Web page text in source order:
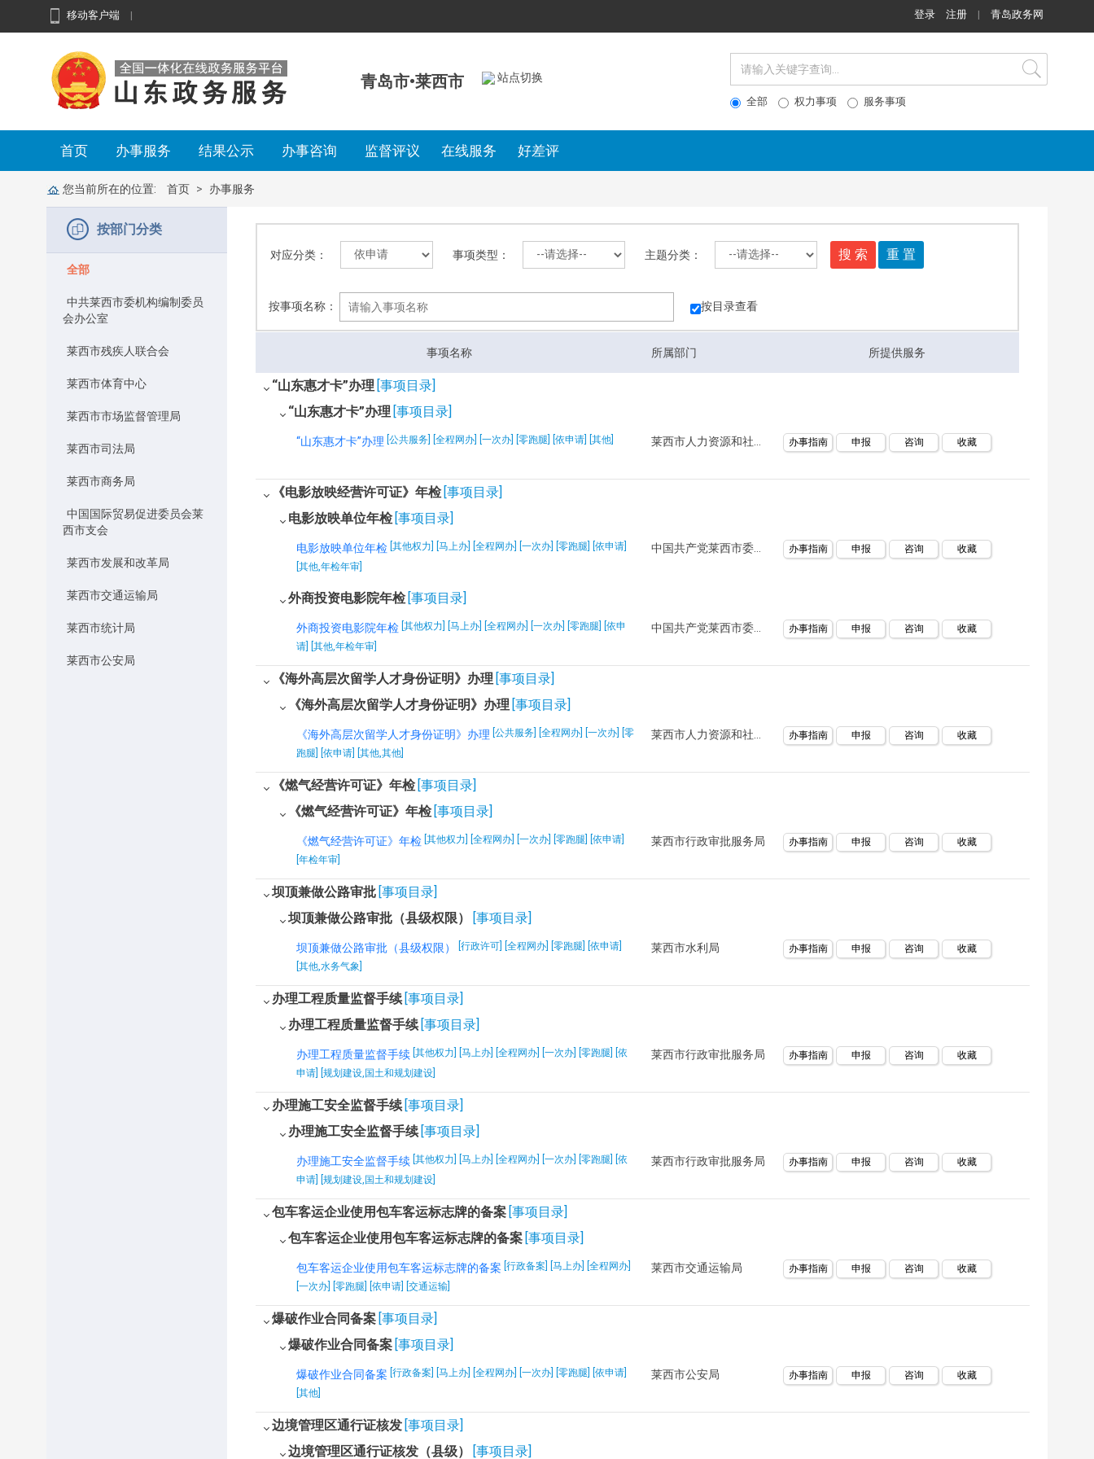
移动客户端 | 登录 注册 | 青岛政务网
青岛市•莱西市 站点切换
全部 权力事项 服务事项
首页 办事服务 结果公示 办事咨询 监督评议 在线服务 好差评
您当前所在的位置: 首页 办事服务
按部门分类
全部
中共莱西市委机构编制委员
会办公室
莱西市残疾人联合会
莱西市体育中心
莱西市市场监督管理局
莱西市司法局
莱西市商务局
中国国际贸易促进委员会莱
西市支会
莱西市发展和改革局
莱西市交通运输局
莱西市统计局
莱西市公安局
对应分类： 事项类型： 主题分类： 搜 索 重 置
按事项名称： 按目录查看
事项名称 所属部门 所提供服务
“山东惠才卡”办理 [事项目录]
“山东惠才卡”办理 [事项目录]
“山东惠才卡”办理 [公共服务] [全程网办] [一次办] [零跑腿] [依申请] [其他] 莱西市人力资源和社会保障局 办事指南 申报 咨询 收藏
《电影放映经营许可证》年检 [事项目录]
电影放映单位年检 [事项目录]
电影放映单位年检 [其他权力] [马上办] [全程网办] [一次办] [零跑腿] [依申请]
[其他,年检年审]
中国共产党莱西市委员会宣传部 办事指南 申报 咨询 收藏
外商投资电影院年检 [事项目录]
外商投资电影院年检 [其他权力] [马上办] [全程网办] [一次办] [零跑腿] [依申
请] [其他,年检年审]
中国共产党莱西市委员会宣传部 办事指南 申报 咨询 收藏
《海外高层次留学人才身份证明》办理 [事项目录]
《海外高层次留学人才身份证明》办理 [事项目录]
《海外高层次留学人才身份证明》办理 [公共服务] [全程网办] [一次办] [零
跑腿] [依申请] [其他,其他]
莱西市人力资源和社会保障局 办事指南 申报 咨询 收藏
《燃气经营许可证》年检 [事项目录]
《燃气经营许可证》年检 [事项目录]
《燃气经营许可证》年检 [其他权力] [全程网办] [一次办] [零跑腿] [依申请]
[年检年审]
莱西市行政审批服务局 办事指南 申报 咨询 收藏
坝顶兼做公路审批 [事项目录]
坝顶兼做公路审批（县级权限）
[事项目录]
坝顶兼做公路审批（县级权限）
[行政许可] [全程网办] [零跑腿] [依申请]
[其他,水务气象]
莱西市水利局 办事指南 申报 咨询 收藏
办理工程质量监督手续 [事项目录]
办理工程质量监督手续 [事项目录]
办理工程质量监督手续 [其他权力] [马上办] [全程网办] [一次办] [零跑腿] [依
申请] [规划建设,国土和规划建设]
莱西市行政审批服务局 办事指南 申报 咨询 收藏
办理施工安全监督手续 [事项目录]
办理施工安全监督手续 [事项目录]
办理施工安全监督手续 [其他权力] [马上办] [全程网办] [一次办] [零跑腿] [依
申请] [规划建设,国土和规划建设]
莱西市行政审批服务局 办事指南 申报 咨询 收藏
包车客运企业使用包车客运标志牌的备案 [事项目录]
包车客运企业使用包车客运标志牌的备案 [事项目录]
包车客运企业使用包车客运标志牌的备案 [行政备案] [马上办] [全程网办]
[一次办] [零跑腿] [依申请] [交通运输]
莱西市交通运输局 办事指南 申报 咨询 收藏
爆破作业合同备案 [事项目录]
爆破作业合同备案 [事项目录]
爆破作业合同备案 [行政备案] [马上办] [全程网办] [一次办] [零跑腿] [依申请]
[其他]
莱西市公安局 办事指南 申报 咨询 收藏
边境管理区通行证核发 [事项目录]
边境管理区通行证核发（县级）
[事项目录]